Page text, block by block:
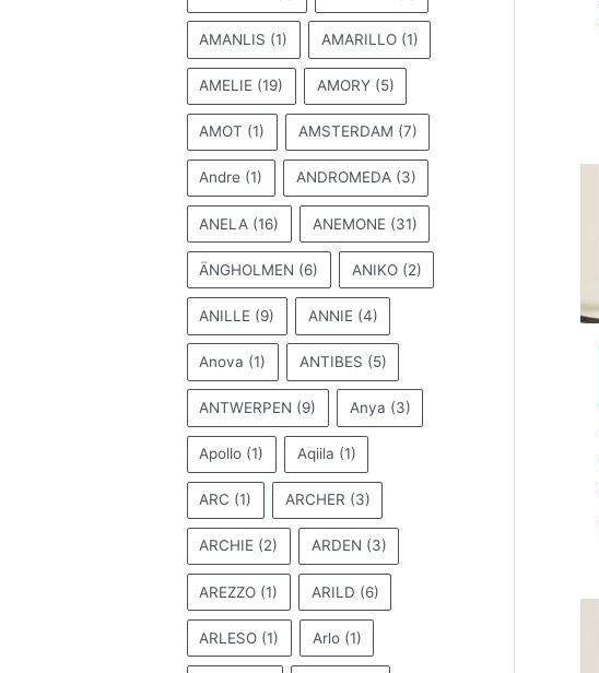
AMANLIS (1) AMARILLO (1)
AMELIE (19) AMORY (5)
AMOT (1) AMSTERDAM (7)
Andre (1) ANDROMEDA (3)
ANELA (16) ANEMONE (31)
ÄNGHOLMEN (6) ANIKO (2)
ANILLE (9) ANNIE (4)
Anova (1) ANTIBES (5)
ANTWERPEN (9) Anya (3)
Apollo (1) Aqiila (1)
ARC (1) ARCHER (3)
ARCHIE (2) ARDEN (3)
AREZZO (1) ARILD (6)
ARLESO (1) Arlo (1)